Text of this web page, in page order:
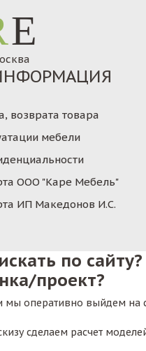
E
возврата товара
мебели
ООО "Каре Мебель"
ИП Македонов И.С.
по сайту?
проект?
мы оперативно выйдем на
сделаем расчет